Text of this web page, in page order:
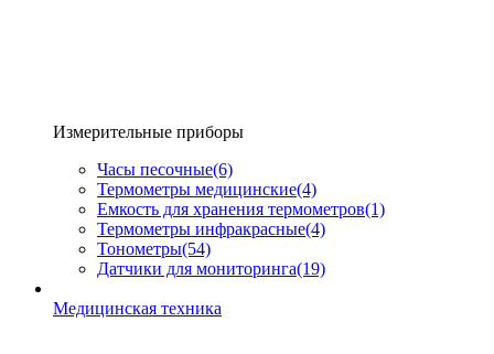
Измерительные приборы
Часы песочные(6)
Термометры медицинские(4)
Емкость для хранения термометров(1)
Термометры инфракрасные(4)
Тонометры(54)
Датчики для мониторинга(19)
Медицинская техника